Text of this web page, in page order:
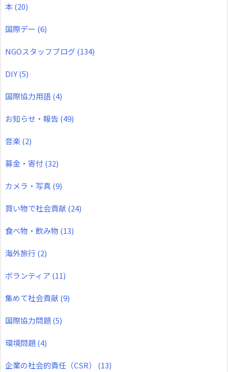
本(20)
国際デー (6)
NGOスタッフブログ(134)
DIY(5)
国際協力用語(4)
お知らせ・報告 (49)
音楽(2)
募金・寄付 (32)
カメラ・写真(9)
買い物で社会貢献 (24)
食べ物・飲み物 (13)
海外旅行(2)
ボランティア (11)
集めて社会貢献 (9)
国際協力問題(5)
環境問題(4)
企業の社会的責任（CSR） (13)